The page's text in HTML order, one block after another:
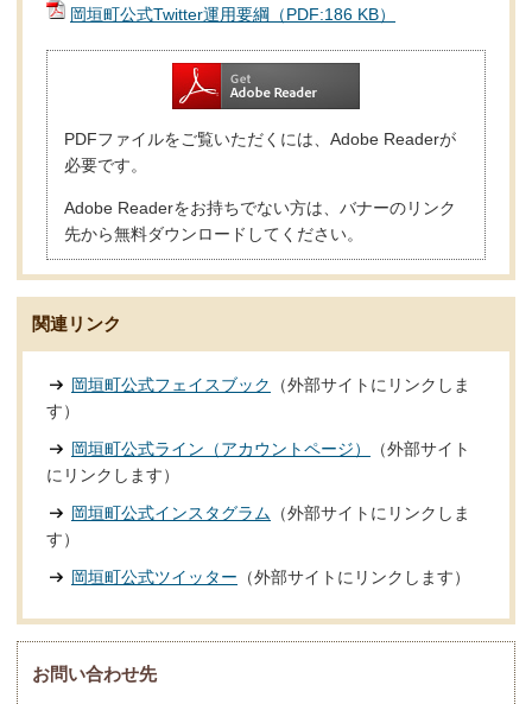
岡垣町公式Twitter運用要綱（PDF:186 KB）
PDFファイルをご覧いただくには、Adobe Readerが
必要です。
Adobe Readerをお持ちでない方は、バナーのリンク
先から無料ダウンロードしてください。
関連リンク
岡垣町公式フェイスブック
（外部サイトにリンクしま
す）
岡垣町公式ライン（アカウントページ）
（外部サイト
にリンクします）
岡垣町公式インスタグラム （外部サイトにリンクしま
す）
岡垣町公式ツイッター （外部サイトにリンクします）
お問い合わせ先